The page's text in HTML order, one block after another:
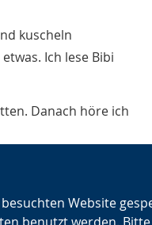
Website
kuscheln
Ich lese Bibi
Danach höre ich